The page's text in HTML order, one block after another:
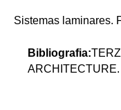
Sistemas laminares.
Bibliografia:
ARCHITECTURE.